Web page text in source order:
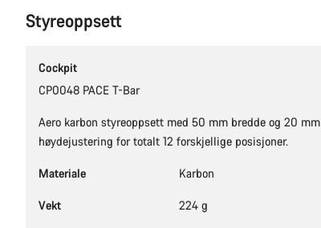
Styreoppsett
Cockpit
CP0048 PACE T-Bar
Aero karbon styreoppsett med 50 mm bredde og 20 mm
høydejustering for totalt 12 forskjellige posisjoner.
Materiale Karbon
Vekt 224 g